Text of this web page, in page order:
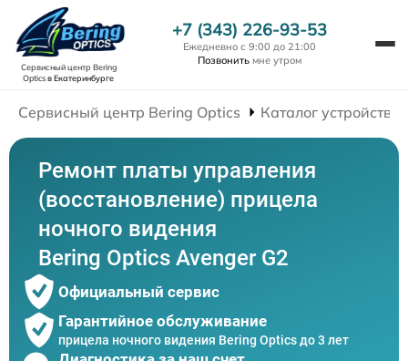
Сервисный центр Bering
Opticsв Екатеринбурге
+7 (343) 226-93-53
Ежедневно с 9:00 до 21:00
Позвонить мне утром
Сервисный центр Bering Optics Каталог устройств
Ремонт платы управления
(восстановление) прицела
ночного видения
Bering Optics Avenger G2
Официальный сервис
Гарантийное обслуживание
прицела ночного видения Bering Optics до 3 лет